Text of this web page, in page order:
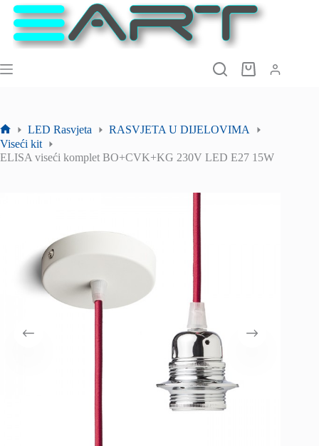
Preskoči
sadržaj
Košarica
Početna
stranica
LED Rasvjeta
RASVJETA U DIJELOVIMA
Viseći kit
ELISA viseći komplet BO+CVK+KG 230V LED E27 15W